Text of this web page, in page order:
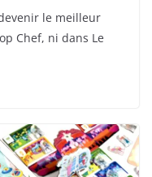
le meilleur
Chef, ni dans Le